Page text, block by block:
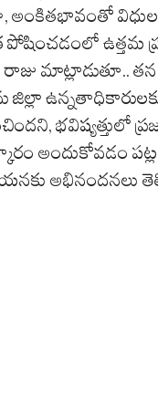
ఉత్తమ
మాట్లాడుతూ.. తన
జిల్లా
భవిష్యత్తులో
అందుకోవడం
ఆయనకు అభినందనలు